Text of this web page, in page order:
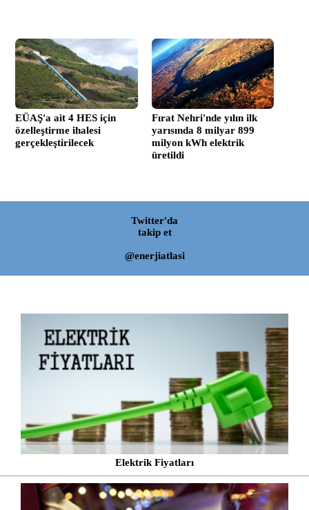
EÜAŞ'a ait 4 HES için
özelleştirme ihalesi
gerçekleştirilecek
Fırat Nehri'nde yılın ilk
yarısında 8 milyar 899
milyon kWh elektrik
üretildi
Twitter'da
takip et
@enerjiatlasi
Elektrik Fiyatları